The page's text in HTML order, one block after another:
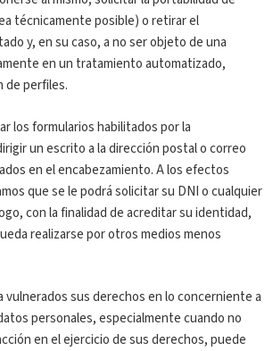
técnicamente posible) o retirar el
y, en su caso, a no ser objeto de una
en un tratamiento automatizado,
de perfiles.
los formularios habilitados por la
un escrito a la dirección postal o correo
en el encabezamiento. A los efectos
que se le podrá solicitar su DNI o cualquier
con la finalidad de acreditar su identidad,
realizarse por otros medios menos
vulnerados sus derechos en lo concerniente a
personales, especialmente cuando no
en el ejercicio de sus derechos, puede